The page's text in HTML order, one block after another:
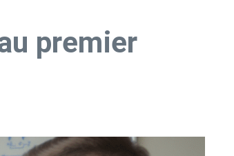
premier